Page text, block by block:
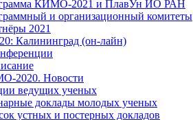
КИМО-2021 и ПлавУн ИО РАН
и организационный комитеты
2021
Калининград (он-лайн)
2020. Новости
ведущих ученых
доклады молодых ученых
устных и постерных докладов